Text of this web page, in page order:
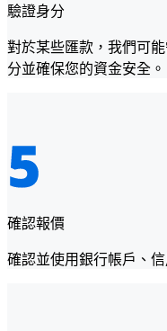
驗證身分
對於某些匯款，我們可
分並確保您的資金安全。
確認報價
確認並使用銀行帳戶、